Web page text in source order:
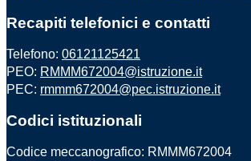
Recapiti telefonici e contatti
Telefono: 06121125421
PEO: RMMM672004@istruzione.it
PEC: rmmm672004@pec.istruzione.it
Codici istituzionali
Codice meccanografico: RMMM672004